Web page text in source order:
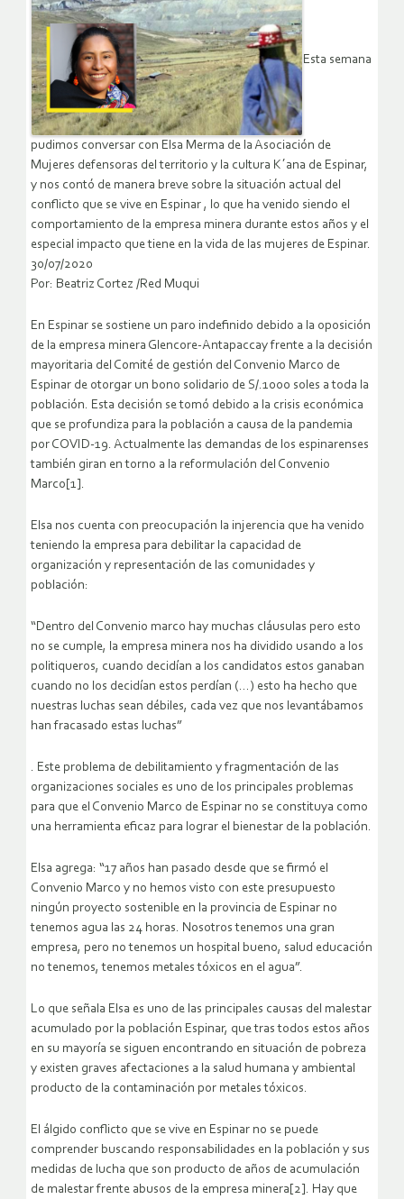
Esta semana
pudimos conversar con Elsa Merma de la Asociación de
Mujeres defensoras del territorio y la cultura K´ana de Espinar,
y nos contó de manera breve sobre la situación actual del
conflicto que se vive en Espinar , lo que ha venido siendo el
comportamiento de la empresa minera durante estos años y el
especial impacto que tiene en la vida de las mujeres de Espinar.
30/07/2020
Por: Beatriz Cortez /Red Muqui
En Espinar se sostiene un paro indefinido debido a la oposición
de la empresa minera Glencore-Antapaccay frente a la decisión
mayoritaria del Comité de gestión del Convenio Marco de
Espinar de otorgar un bono solidario de S/.1000 soles a toda la
población. Esta decisión se tomó debido a la crisis económica
que se profundiza para la población a causa de la pandemia
por COVID-19. Actualmente las demandas de los espinarenses
también giran en torno a la reformulación del Convenio
Marco[1].
Elsa nos cuenta con preocupación la injerencia que ha venido
teniendo la empresa para debilitar la capacidad de
organización y representación de las comunidades y
población:
“Dentro del Convenio marco hay muchas cláusulas pero esto
no se cumple, la empresa minera nos ha dividido usando a los
politiqueros, cuando decidían a los candidatos estos ganaban
cuando no los decidían estos perdían (…) esto ha hecho que
nuestras luchas sean débiles, cada vez que nos levantábamos
han fracasado estas luchas”
. Este problema de debilitamiento y fragmentación de las
organizaciones sociales es uno de los principales problemas
para que el Convenio Marco de Espinar no se constituya como
una herramienta eficaz para lograr el bienestar de la población.
Elsa agrega: “17 años han pasado desde que se firmó el
Convenio Marco y no hemos visto con este presupuesto
ningún proyecto sostenible en la provincia de Espinar no
tenemos agua las 24 horas. Nosotros tenemos una gran
empresa, pero no tenemos un hospital bueno, salud educación
no tenemos, tenemos metales tóxicos en el agua”.
Lo que señala Elsa es uno de las principales causas del malestar
acumulado por la población Espinar, que tras todos estos años
en su mayoría se siguen encontrando en situación de pobreza
y existen graves afectaciones a la salud humana y ambiental
producto de la contaminación por metales tóxicos.
El álgido conflicto que se vive en Espinar no se puede
comprender buscando responsabilidades en la población y sus
medidas de lucha que son producto de años de acumulación
de malestar frente abusos de la empresa minera[2]. Hay que